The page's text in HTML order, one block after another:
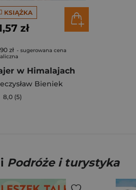
KSIĄŻKA
zł
zł - sugerowana cena
w Himalajach
Bieniek
8,0 (5)
Podróże i turystyka